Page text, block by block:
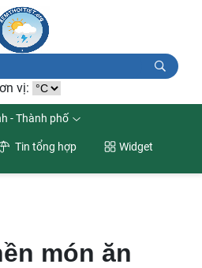
vị:
- Thành phố
Tin tổng hợp Widget
món ăn